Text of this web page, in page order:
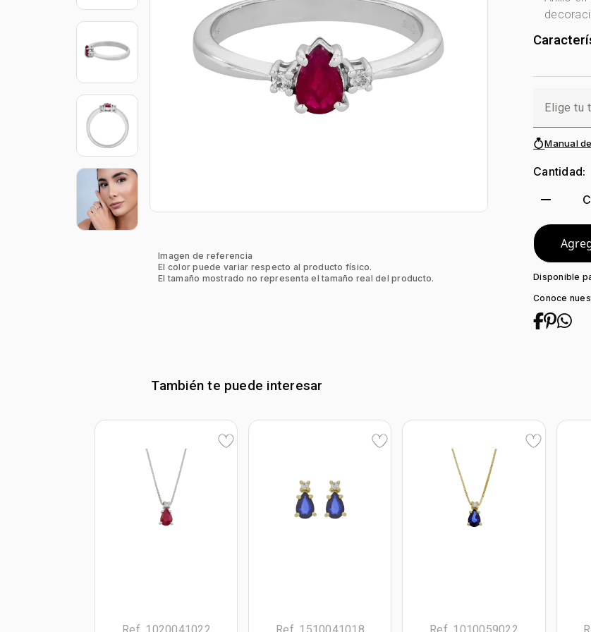
Imagen de referencia
El color puede variar respecto al producto físico.
El tamaño mostrado no representa el tamaño real del producto.
Género:
Metal:
Peso
Piedra
Elige tu
Manual
Cantidad:
remove
Disponible
Conoce
También te puede interesar